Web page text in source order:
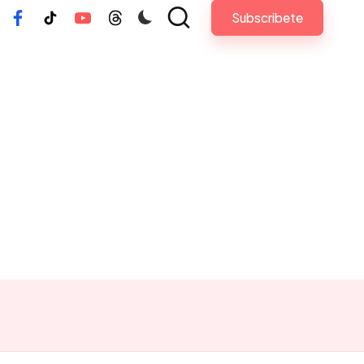
FacebookTiktokYoutubeThreads Subscribete